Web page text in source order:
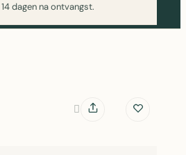
dagen na ontvangst.